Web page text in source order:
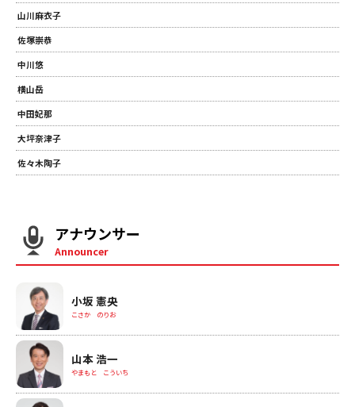
山川麻衣子
佐塚崇恭
中川悠
横山岳
中田妃那
大坪奈津子
佐々木陶子
アナウンサー
Announcer
小坂 憲央
こさか のりお
山本 浩一
やまもと こういち